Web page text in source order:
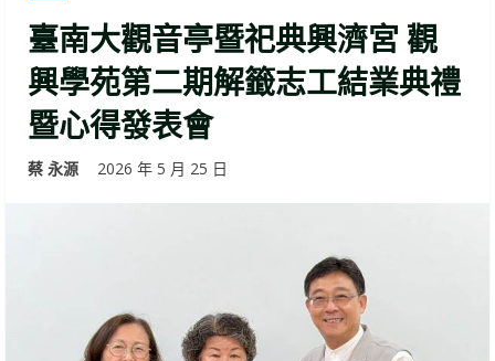
臺南大觀音亭暨祀典興濟宮 觀
興學苑第二期解籤志工結業典禮
暨心得發表會
蔡 永源 2026 年 5 月 25 日